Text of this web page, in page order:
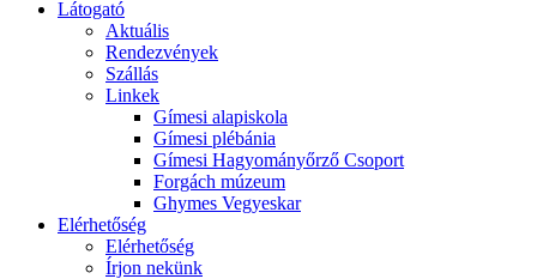
Látogató
Aktuális
Rendezvények
Szállás
Linkek
Gímesi alapiskola
Gímesi plébánia
Gímesi Hagyományőrző Csoport
Forgách múzeum
Ghymes Vegyeskar
Elérhetőség
Elérhetőség
Írjon nekünk